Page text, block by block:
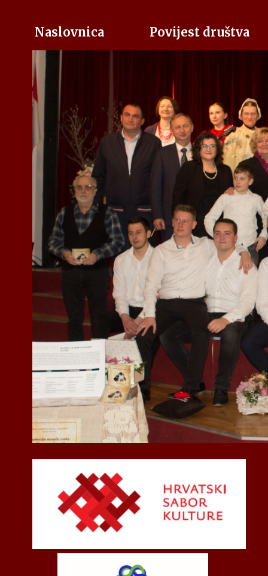
Naslovnica Povijest društva